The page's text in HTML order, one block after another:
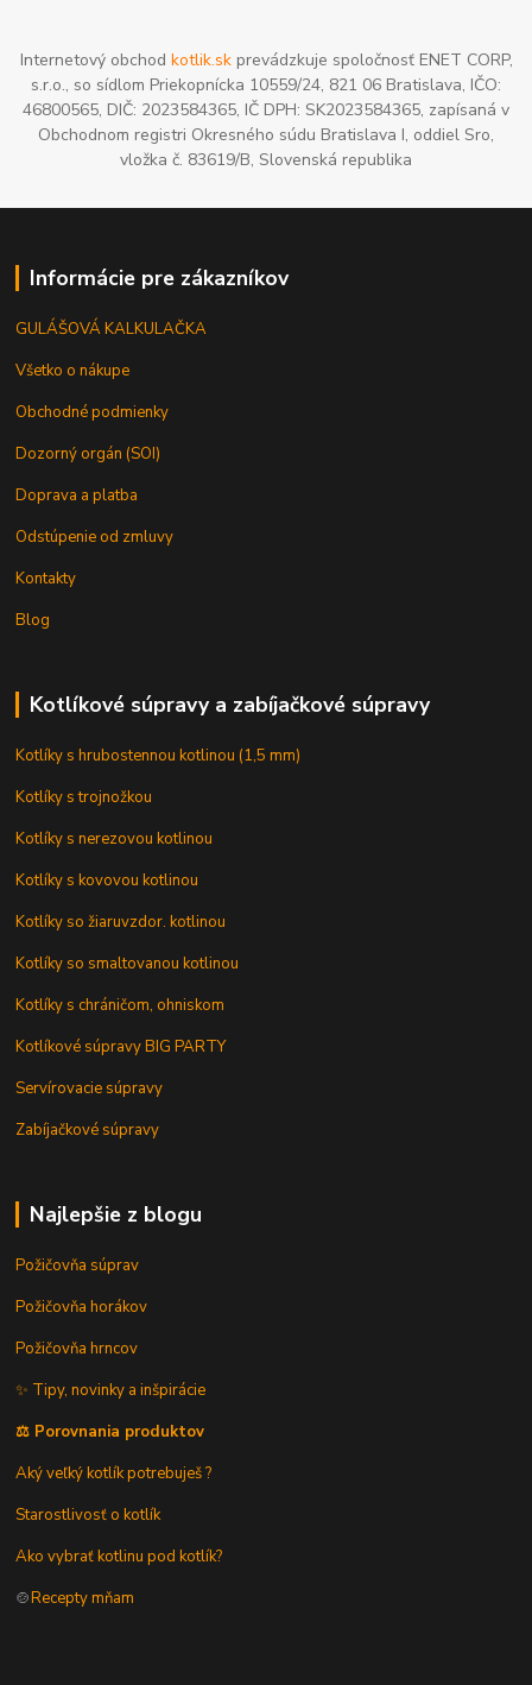
Internetový obchod kotlik.skprevádzkuje spoločnosť ENET CORP,
s.r.o., so sídlom Priekopnícka 10559/24, 821 06 Bratislava, IČO:
46800565, DIČ: 2023584365, IČ DPH: SK2023584365, zapísaná v
Obchodnom registri Okresného súdu Bratislava I, oddiel Sro,
vložka č. 83619/B, Slovenská republika
Informácie pre zákazníkov
GULÁŠOVÁ KALKULAČKA
Všetko o nákupe
Obchodné podmienky
Dozorný orgán (SOI)
Doprava a platba
Odstúpenie od zmluvy
Kontakty
Blog
Kotlíkové súpravy a zabíjačkové súpravy
Kotlíky s hrubostennou kotlinou (1,5 mm)
Kotlíky s trojnožkou
Kotlíky s nerezovou kotlinou
Kotlíky s kovovou kotlinou
Kotlíky so žiaruvzdor. kotlinou
Kotlíky so smaltovanou kotlinou
Kotlíky s chráničom, ohniskom
Kotlíkové súpravy BIG PARTY
Servírovacie súpravy
Zabíjačkové súpravy
Najlepšie z blogu
Požičovňa súprav
Požičovňa horákov
Požičovňa hrncov
✨ Tipy, novinky a inšpirácie
⚖️ Porovnania produktov
Aký veľký kotlík potrebuješ ?
Starostlivosť o kotlík
Ako vybrať kotlinu pod kotlík?
🍲Recepty mňam